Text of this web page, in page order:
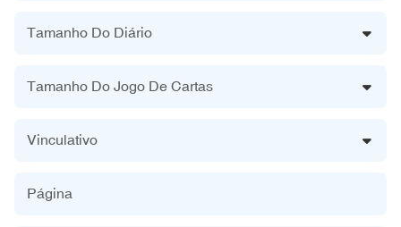
Tamanho Do Diário
Tamanho Do Jogo De Cartas
Vinculativo
Página